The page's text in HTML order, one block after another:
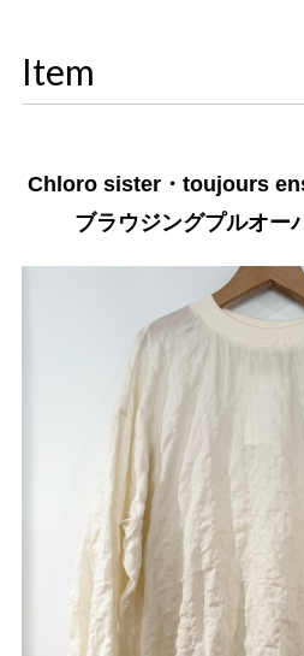
Item
Chloro sister・toujours
ブラウジングプルオ